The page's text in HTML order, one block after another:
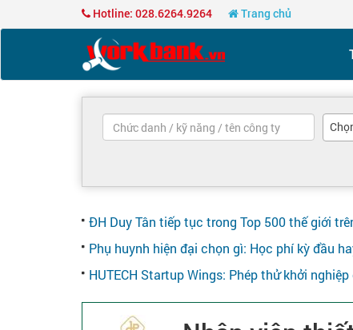
Hotline: 028.6264.9264 Trang chủ
ĐH Duy Tân tiếp tục trong Top 500 thế giới
Phụ huynh hiện đại chọn gì: Học phí kỳ đầu
HUTECH Startup Wings: Phép thử khởi